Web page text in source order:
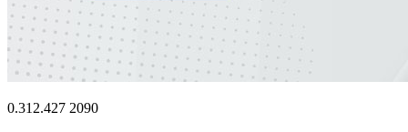
0.312.427 2090